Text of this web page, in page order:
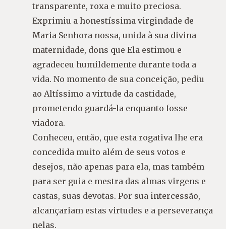
transparente, roxa e muito preciosa.
Exprimiu a honestíssima virgindade de
Maria Senhora nossa, unida à sua divina
maternidade, dons que Ela estimou e
agradeceu humildemente durante toda a
vida. No momento de sua conceição, pediu
ao Altíssimo a virtude da castidade,
prometendo guardá-la enquanto fosse
viadora.
Conheceu, então, que esta rogativa lhe era
concedida muito além de seus votos e
desejos, não apenas para ela, mas também
para ser guia e mestra das almas virgens e
castas, suas devotas. Por sua intercessão,
alcançariam estas virtudes e a perseverança
nelas.